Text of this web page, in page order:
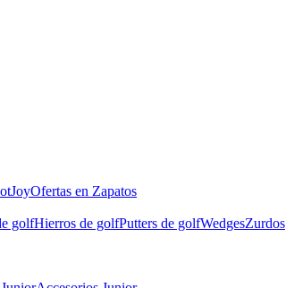
Ofertas en Zapatos
golfHierros de golfPutters de golfWedgesZurdos